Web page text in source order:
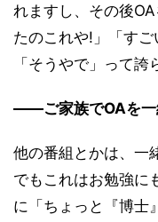
れますし、その後
たのこれや!」「す
「そうやで」って誇
――ご家族でOAを一
他の番組とかは、一
でもこれはお勉強に
に「ちょっと『博士